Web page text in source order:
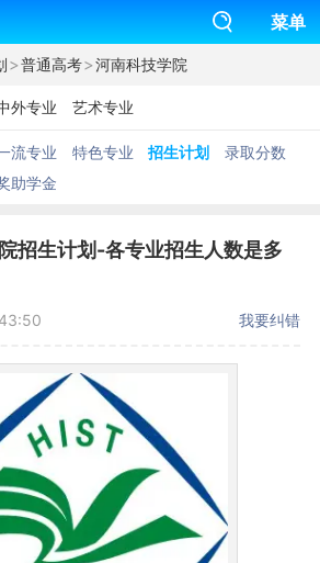
菜单
>普通高考>河南科技学院
外专业 艺术专业
流专业 特色专业 招生计划
录取分数
助学金
招生计划-各专业招生人数是多
我要纠错